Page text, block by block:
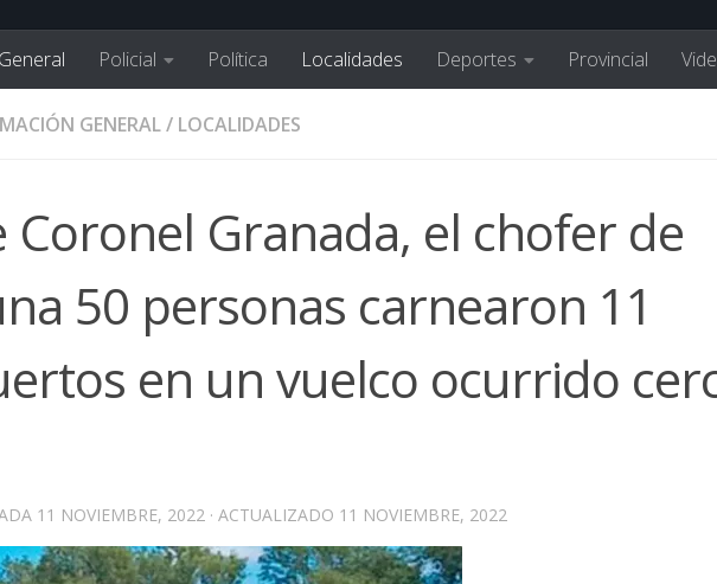
Policial Política Localidades Deportes Provincial
GENERAL/ LOCALIDADES
Coronel Granada, el chofer de
50 personas carnearon 11
en un vuelco ocurrido
11 NOVIEMBRE, 2022 · ACTUALIZADO 11 NOVIEMBRE, 2022